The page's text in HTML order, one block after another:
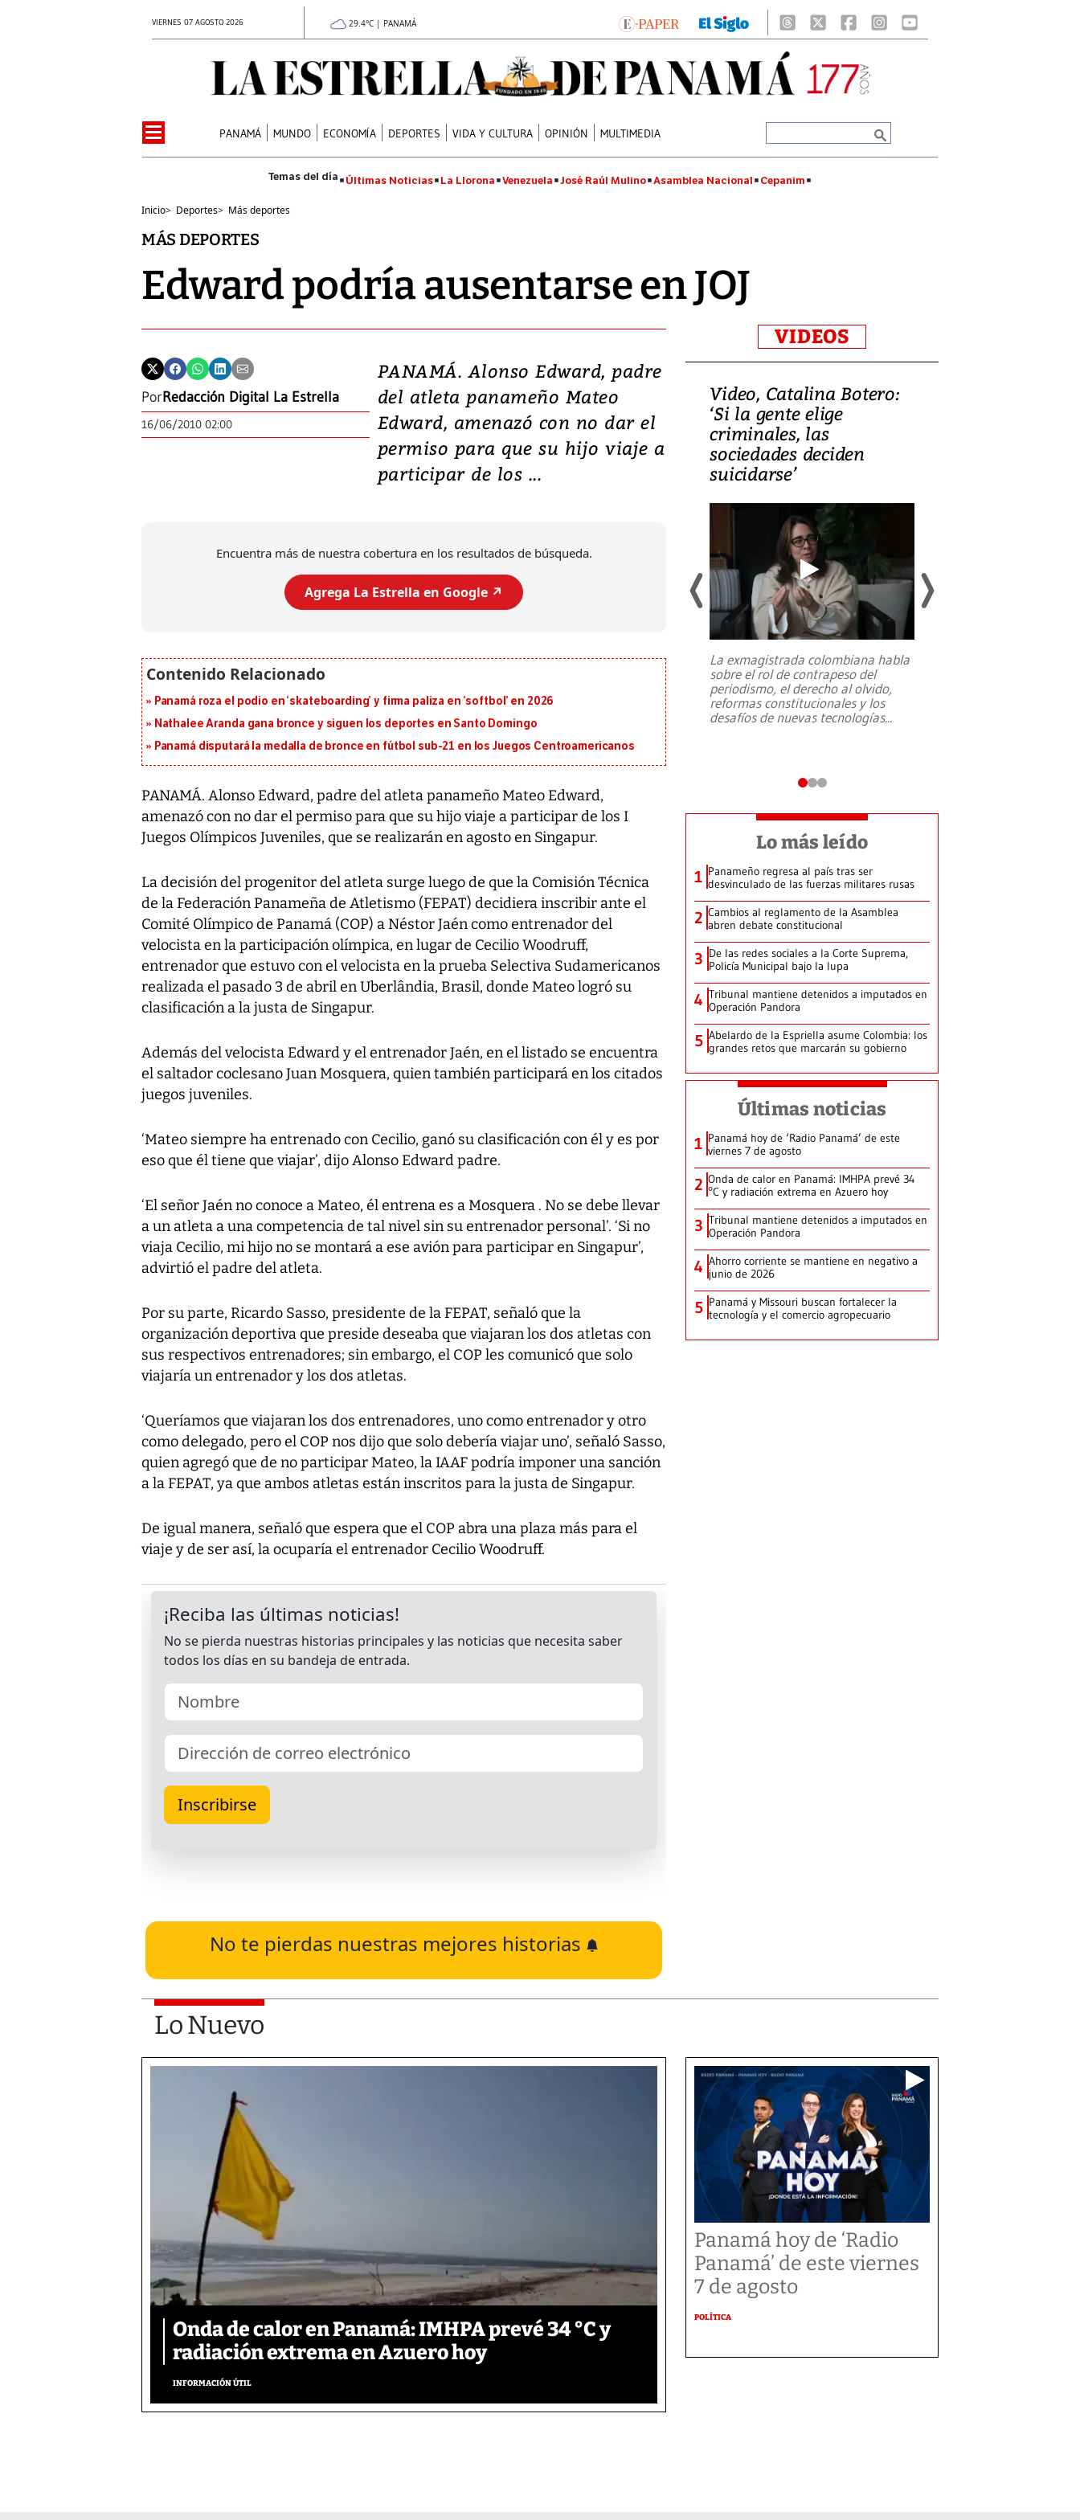
VIERNES 07 AGOSTO 2026 29.4°C | PANAMÁ
PANAMÁ MUNDO ECONOMÍA DEPORTES VIDA Y CULTURA OPINIÓN MULTIMEDIA
Últimas Noticias La Llorona Venezuela José Raúl Mulino Asamblea Nacional Cepanim
Inicio> Deportes> Más deportes
MÁS DEPORTES
Edward podría ausentarse en JOJ
PorRedacción Digital La Estrella
16/06/2010 02:00
PANAMÁ. Alonso Edward, padre
del atleta panameño Mateo
Edward, amenazó con no dar el
permiso para que su hijo viaje a
participar de los ...
Encuentra más de nuestra cobertura en los resultados de búsqueda.
Agrega La Estrella en Google ↗️
Panamá roza el podio en ‘skateboarding’ y firma paliza en ‘softbol’ en 2026
Nathalee Aranda gana bronce y siguen los deportes en Santo Domingo
Panamá disputará la medalla de bronce en fútbol sub-21 en los Juegos Centroamericanos
PANAMÁ. Alonso Edward, padre del atleta panameño Mateo Edward,
amenazó con no dar el permiso para que su hijo viaje a participar de los I
Juegos Olímpicos Juveniles, que se realizarán en agosto en Singapur.
La decisión del progenitor del atleta surge luego de que la Comisión Técnica
de la Federación Panameña de Atletismo (FEPAT) decidiera inscribir ante el
Comité Olímpico de Panamá (COP) a Néstor Jaén como entrenador del
velocista en la participación olímpica, en lugar de Cecilio Woodruff,
entrenador que estuvo con el velocista en la prueba Selectiva Sudamericanos
realizada el pasado 3 de abril en Uberlândia, Brasil, donde Mateo logró su
clasificación a la justa de Singapur.
Además del velocista Edward y el entrenador Jaén, en el listado se encuentra
el saltador coclesano Juan Mosquera, quien también participará en los citados
juegos juveniles.
‘Mateo siempre ha entrenado con Cecilio, ganó su clasificación con él y es por
eso que él tiene que viajar’, dijo Alonso Edward padre.
‘El señor Jaén no conoce a Mateo, él entrena es a Mosquera . No se debe llevar
a un atleta a una competencia de tal nivel sin su entrenador personal’. ‘Si no
viaja Cecilio, mi hijo no se montará a ese avión para participar en Singapur’,
advirtió el padre del atleta.
Por su parte, Ricardo Sasso, presidente de la FEPAT, señaló que la
organización deportiva que preside deseaba que viajaran los dos atletas con
sus respectivos entrenadores; sin embargo, el COP les comunicó que solo
viajaría un entrenador y los dos atletas.
‘Queríamos que viajaran los dos entrenadores, uno como entrenador y otro
como delegado, pero el COP nos dijo que solo debería viajar uno’, señaló Sasso,
quien agregó que de no participar Mateo, la IAAF podría imponer una sanción
a la FEPAT, ya que ambos atletas están inscritos para la justa de Singapur.
De igual manera, señaló que espera que el COP abra una plaza más para el
viaje y de ser así, la ocuparía el entrenador Cecilio Woodruff.
No te pierdas nuestras mejores historias
VIDEOS
Video, Japón: Terremoto
deja heridos y graves
daños en Kumamoto
al sur de Japón, provocando una
Video, Catalina Botero:
‘Si la gente elige
criminales, las
sociedades deciden
suicidarse’
La exmagistrada colombiana habla
sobre el rol de contrapeso del
periodismo, el derecho al olvido,
reformas constitucionales y los
desafíos de nuevas tecnologías...
Lo más leído
1 Panameño regresa al país tras ser
desvinculado de las fuerzas militares rusas
2 Cambios al reglamento de la Asamblea
abren debate constitucional
3 De las redes sociales a la Corte Suprema,
Policía Municipal bajo la lupa
4 Tribunal mantiene detenidos a imputados en
Operación Pandora
5 Abelardo de la Espriella asume Colombia: los
grandes retos que marcarán su gobierno
Últimas noticias
1 Panamá hoy de ‘Radio Panamá’ de este
viernes 7 de agosto
2 Onda de calor en Panamá: IMHPA prevé 34
°C y radiación extrema en Azuero hoy
3 Tribunal mantiene detenidos a imputados en
Operación Pandora
4 Ahorro corriente se mantiene en negativo a
junio de 2026
5 Panamá y Missouri buscan fortalecer la
tecnología y el comercio agropecuario
Lo Nuevo
Onda de calor en Panamá: IMHPA prevé 34 °C y
radiación extrema en Azuero hoy
INFORMACIÓN ÚTIL
Panamá hoy de ‘Radio
Panamá’ de este viernes
7 de agosto
POLÍTICA